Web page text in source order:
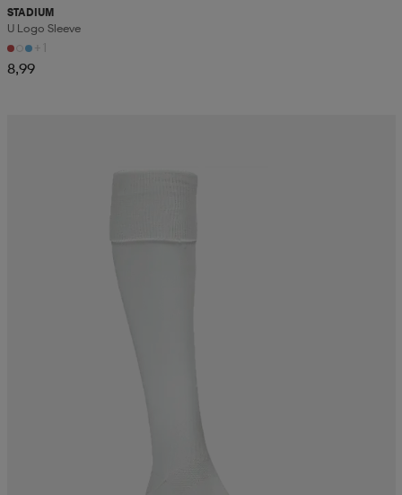
STADIUM
U Logo Sleeve
+1
8,99